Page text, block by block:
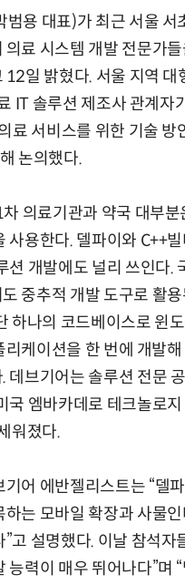
범용 대표)가 최근 서울 서
의료 시스템 개발 전문가
12일 밝혔다. 서울 지역 대
IT 솔루션 제조사 관계자
료 서비스를 위한 기술 방
논의했다.
의료기관과 약국 대부
사용한다. 델파이와 C++
션 개발에도 널리 쓰인다.
중추적 개발 도구로 활
하나의 코드베이스로 윈도
리케이션을 한 번에 개발
데브기어는 솔루션 전문
국 엠바카데로 테크놀로
워졌다.
기어 에반젤리스트는 “델
하는 모바일 확장과 사물
”고 설명했다. 이날 참석자
능력이 매우 뛰어나다”며